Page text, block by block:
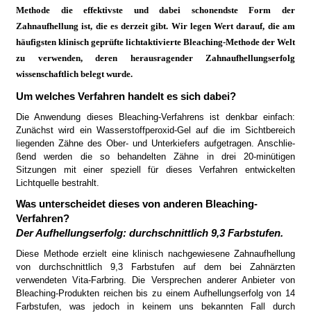
Methode die effektivste und dabei schonendste Form der
Zahnaufhellung ist, die es derzeit gibt. Wir legen Wert darauf, die am
häufigsten klinisch geprüfte lichtaktivierte Bleaching-Methode der Welt
zu verwenden, deren herausragender Zahnaufhellungserfolg
wissenschaftlich belegt wurde.
Um welches Verfahren handelt es sich dabei?
Die Anwendung dieses Blea­ching-Verfahrens ist denkbar einfach:
Zunächst wird ein Wasserstoffperoxid-Gel auf die im Sichtbereich
liegenden Zähne des Ober- und Un­ter­kiefers aufgetragen. An­schlie­
ßend werden die so behandelten Zähne in drei 20-mi­nütigen
Sitzungen mit einer speziell für dieses Verfahren entwickelten
Lichtquelle bestrahlt.
Was unterscheidet dieses von anderen Bleaching-
Verfahren?
Der Aufhellungserfolg: durch­schnittlich 9,3 Farbstufen.
Diese Methode erzielt eine klinisch nachgewiesene Zahn­aufhellung
von durchschnitt­lich 9,3 Farbstufen auf dem bei Zahnärzten
verwendeten Vita-Farbring. Die Versprechen anderer Anbieter von
Bleaching-Produkten reichen bis zu einem Aufhellungserfolg von 14
Farbstufen, was jedoch in keinem uns bekannten Fall durch